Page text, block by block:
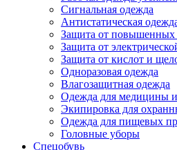
Сигнальная одежда
Антистатическая
Защита от повышенных
Защита от
Защита от кислот и
Одноразовая одежда
Влагозащитная одежда
Одежда для медицины
Экипировка для
Одежда для пищевых
Головные уборы
Спецобувь